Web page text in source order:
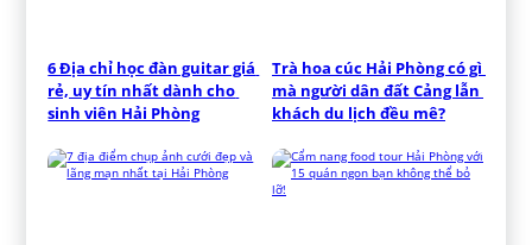
6 Địa chỉ học đàn guitar giá
rẻ, uy tín nhất dành cho
sinh viên Hải Phòng
Trà hoa cúc Hải Phòng có gì
mà người dân đất Cảng lẫn
khách du lịch đều mê?